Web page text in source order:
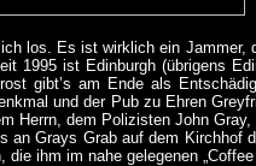
los. Es ist wirklich ein Jammer,
1995 ist Edinburgh (übrigens
gibt’s am Ende als
und der Pub zu Ehren
Herrn, dem Polizisten John
an Grays Grab auf dem Kirchhof
ihm im nahe gelegenen